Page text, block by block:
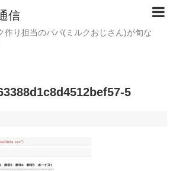
信
作り担当のパパ(ミルクおじさん)が旬な
5